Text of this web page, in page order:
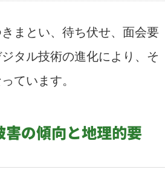
まとい、待ち伏せ、面会要
タル技術の進化により、そ
ています。
の傾向と地理的要